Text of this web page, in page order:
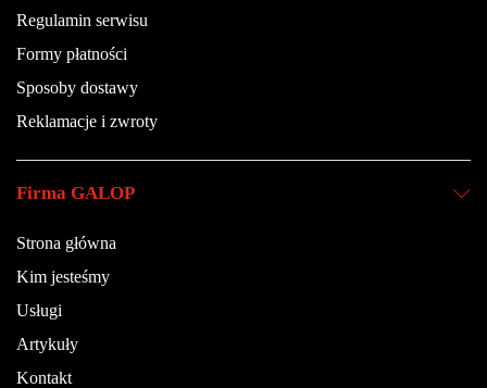
Regulamin serwisu
Formy płatności
Sposoby dostawy
Reklamacje i zwroty
Firma GALOP
Strona główna
Kim jesteśmy
Usługi
Artykuły
Kontakt